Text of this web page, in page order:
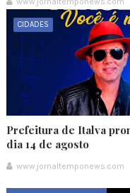
CIDADES
Prefeitura de Italva
dia 14 de agosto
www.jornaltemponews.com